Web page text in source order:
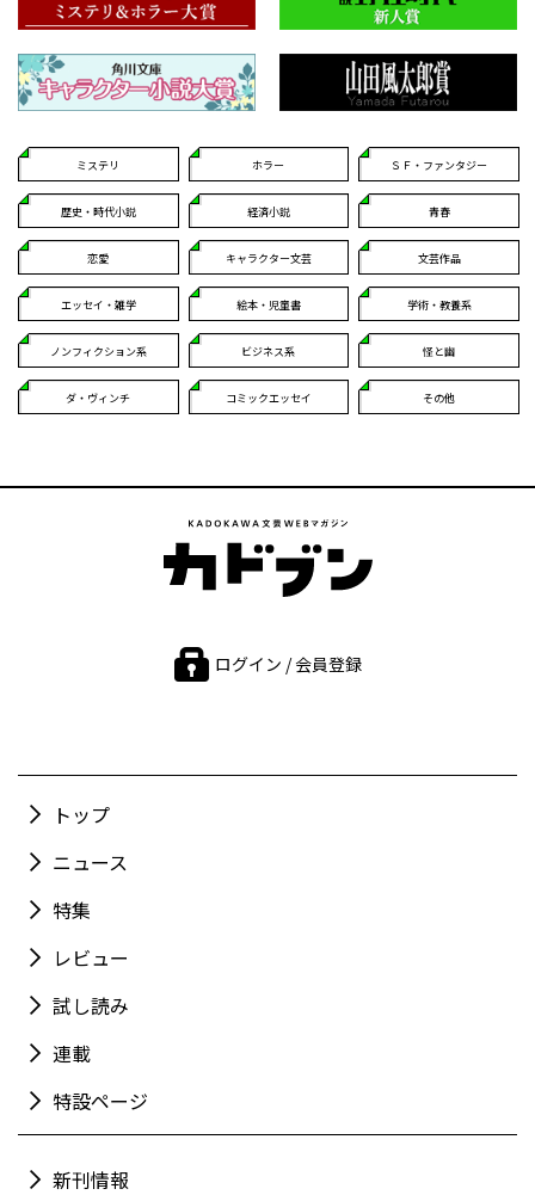
ミステリ ホラー ＳＦ・ファンタジー
歴史・時代小説 経済小説 青春
恋愛 キャラクター文芸 文芸作品
エッセイ・雑学 絵本・児童書 学術・教養系
ノンフィクション系 ビジネス系 怪と幽
ダ・ヴィンチ コミックエッセイ その他
ログイン / 会員登録
トップ
ニュース
特集
レビュー
試し読み
連載
特設ページ
新刊情報